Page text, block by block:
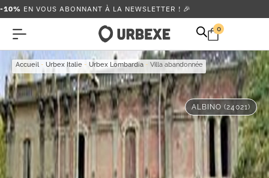
-10% EN VOUS ABONNANT À LA NEWSLETTER ! 🎉
0
Accueil - Urbex Italie - Urbex Lombardia - Villa abandonnée
ALBINO (24021)